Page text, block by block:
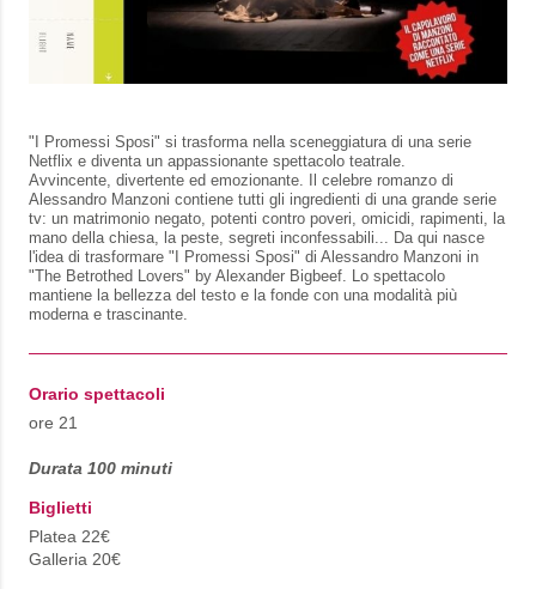
"I Promessi Sposi" si trasforma nella sceneggiatura di una serie
Netflix e diventa un appassionante spettacolo teatrale.
Avvincente, divertente ed emozionante. Il celebre romanzo di
Alessandro Manzoni contiene tutti gli ingredienti di una grande serie
tv: un matrimonio negato, potenti contro poveri, omicidi, rapimenti, la
mano della chiesa, la peste, segreti inconfessabili... Da qui nasce
l'idea di trasformare "I Promessi Sposi" di Alessandro Manzoni in
"The Betrothed Lovers" by Alexander Bigbeef. Lo spettacolo
mantiene la bellezza del testo e la fonde con una modalità più
moderna e trascinante.
Orario spettacoli
ore 21
Durata 100 minuti
Biglietti
Platea 22€
Galleria 20€